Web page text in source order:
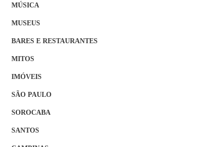
MÚSICA
MUSEUS
BARES E RESTAURANTES
MITOS
IMÓVEIS
SÃO PAULO
SOROCABA
SANTOS